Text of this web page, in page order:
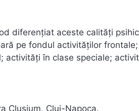
diferenţiat aceste calităţi
pe fondul activităţilor
în clase speciale;
Clusium, Cluj-Napoca.